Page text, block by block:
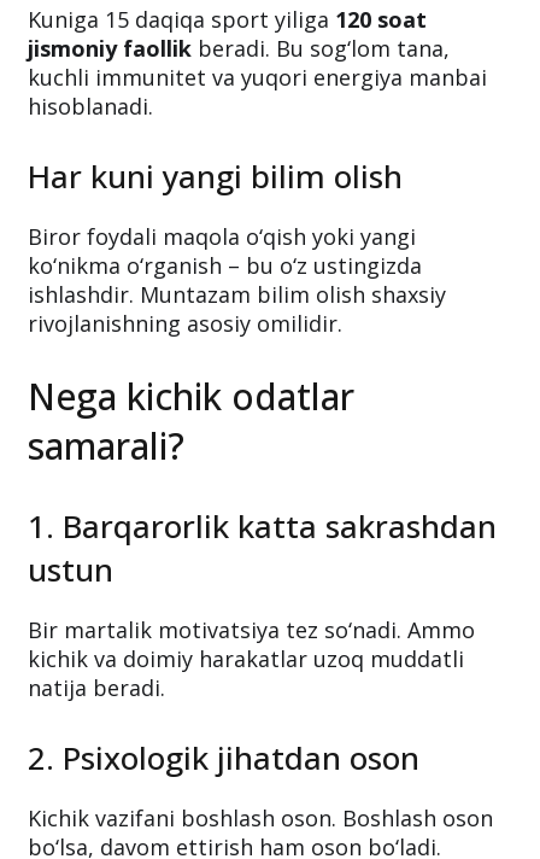
shug‘ullanish
Kuniga 15 daqiqa sport yiliga
kuchli immunitet va yuqori energiya manbai
hisoblanadi.
Har kuni yangi bilim olish
Biror foydali maqola o‘qish yoki yangi
ishlashdir. Muntazam bilim olish shaxsiy
rivojlanishning asosiy omilidir.
samarali?
ustun
kichik va doimiy harakatlar uzoq muddatli
natija beradi.
2. Psixologik jihatdan oson